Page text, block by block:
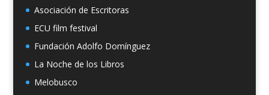
Asociación de Escritoras
ECU film festival
Fundación Adolfo Domínguez
La Noche de los Libros
Melobusco